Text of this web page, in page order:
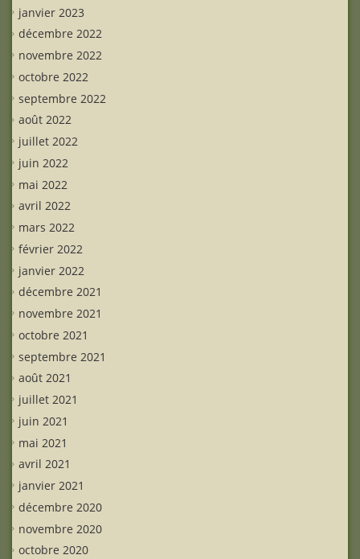
janvier 2023
décembre 2022
novembre 2022
octobre 2022
septembre 2022
août 2022
juillet 2022
juin 2022
mai 2022
avril 2022
mars 2022
février 2022
janvier 2022
décembre 2021
novembre 2021
octobre 2021
septembre 2021
août 2021
juillet 2021
juin 2021
mai 2021
avril 2021
janvier 2021
décembre 2020
novembre 2020
octobre 2020